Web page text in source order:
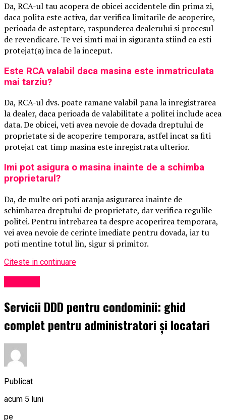
Da, RCA-ul tau acopera de obicei accidentele din prima zi,
daca polita este activa, dar verifica limitarile de acoperire,
perioada de asteptare, raspunderea dealerului si procesul
de revendicare. Te vei simti mai in siguranta stiind ca esti
protejat(a) inca de la inceput.
Este RCA valabil daca masina este inmatriculata
mai tarziu?
Da, RCA-ul dvs. poate ramane valabil pana la inregistrarea
la dealer, daca perioada de valabilitate a politei include acea
data. De obicei, veti avea nevoie de dovada dreptului de
proprietate si de acoperire temporara, astfel incat sa fiti
protejat cat timp masina este inregistrata ulterior.
Imi pot asigura o masina inainte de a schimba
proprietarul?
Da, de multe ori poti aranja asigurarea inainte de
schimbarea dreptului de proprietate, dar verifica regulile
politei. Pentru intrebarea ta despre acoperirea temporara,
vei avea nevoie de cerinte imediate pentru dovada, iar tu
poti mentine totul lin, sigur si primitor.
Citeste in continuare
Servicii DDD pentru condominii: ghid
complet pentru administratori și locatari
Publicat
acum 5 luni
pe